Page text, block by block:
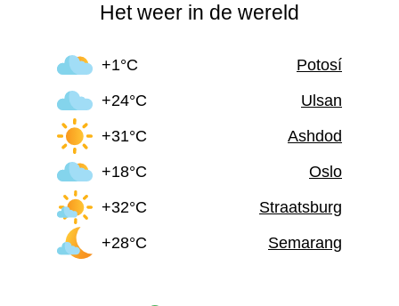
Het weer in de wereld
+1°C
Potosí
+24°C
Ulsan
+31°C
Ashdod
+18°C
Oslo
+32°C
Straatsburg
+28°C
Semarang